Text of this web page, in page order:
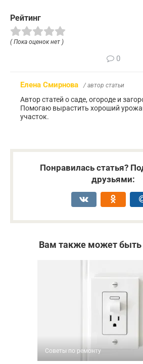
Рейтинг
( Пока оценок нет )
0
Елена Смирнова / автор статьи
Автор статей о саде, огороде и
Помогаю вырастить хороший
участок.
Понравилась статья?
друзьями:
Вам также может быть
Советы по ремонту